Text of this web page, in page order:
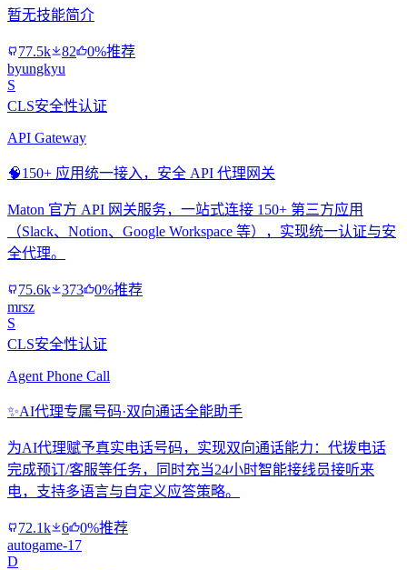
暂无技能简介
77.5k 82
0%推荐
byungkyu
S
CLS安全性认证
API Gateway
🧠150+ 应用统一接入，安全 API 代理网关
Maton 官方 API 网关服务，一站式连接 150+ 第三方应用
（Slack、Notion、Google Workspace 等），实现统一认证与安
全代理。
75.6k 373
0%推荐
mrsz
S
CLS安全性认证
Agent Phone Call
✨AI代理专属号码·双向通话全能助手
为AI代理赋予真实电话号码，实现双向通话能力：代拨电话
完成预订/客服等任务，同时充当24小时智能接线员接听来
电，支持多语言与自定义应答策略。
72.1k 6
0%推荐
autogame-17
D